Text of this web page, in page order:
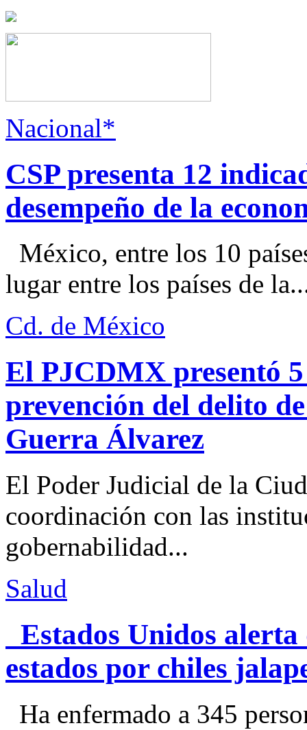
Nacional*
CSP presenta 12
desempeño de la
México, entre los 10
lugar entre los países de
Cd. de México
El PJCDMX presentó
prevención del delito
Guerra Álvarez
El Poder Judicial de la
coordinación con las
gobernabilidad...
Salud
Estados Unidos alerta
estados por chiles
Ha enfermado a 345